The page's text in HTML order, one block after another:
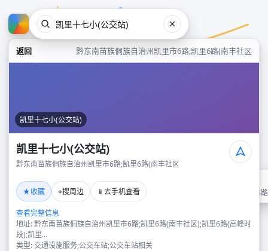
返回 黔东南苗族侗族自治州凯里市6路;凯里6路(南丰社区
凯里十七小(公交站)
凯里十七小(公交站)
黔东南苗族侗族自治州凯里市6路;凯里6路(南丰社区
★收藏 ⌖搜周边 📱 去手机查看
查看完整信息
地址: 黔东南苗族侗族自治州凯里市6路;凯里6路(南丰社区);凯里6路(高峰时
段);凯里...
类型: 交通设施服务;公交车站;公交车站相关
黔东南苗族侗族自治州凯里市6